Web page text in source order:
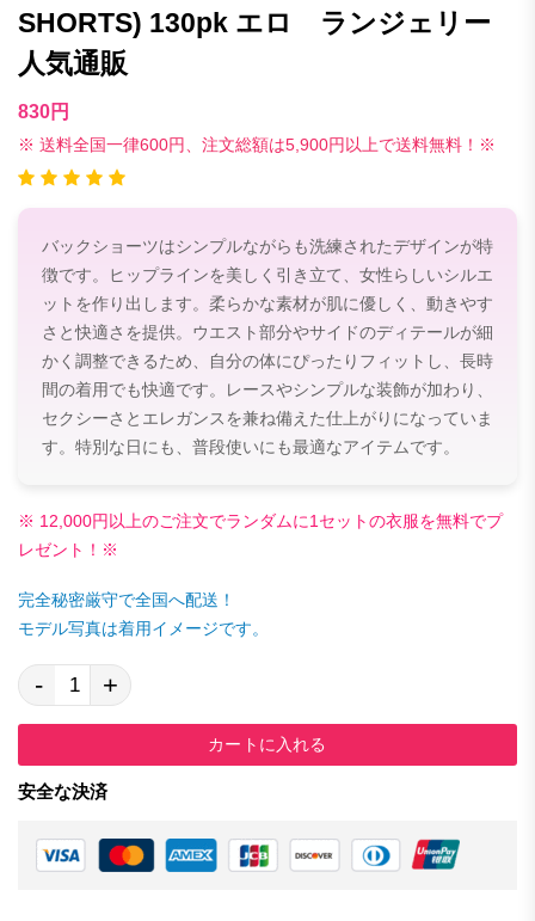
SHORTS) 130pk エロ ランジェリー
人気通販
830円
※ 送料全国一律600円、注文総額は5,900円以上で送料無料！※
バックショーツはシンプルながらも洗練されたデザインが特
徴です。ヒップラインを美しく引き立て、女性らしいシルエ
ットを作り出します。柔らかな素材が肌に優しく、動きやす
さと快適さを提供。ウエスト部分やサイドのディテールが細
かく調整できるため、自分の体にぴったりフィットし、長時
間の着用でも快適です。レースやシンプルな装飾が加わり、
セクシーさとエレガンスを兼ね備えた仕上がりになっていま
す。特別な日にも、普段使いにも最適なアイテムです。
※ 12,000円以上のご注文でランダムに1セットの衣服を無料でプ
レゼント！※
完全秘密厳守で全国へ配送！
モデル写真は着用イメージです。
- +
カートに入れる
安全な決済